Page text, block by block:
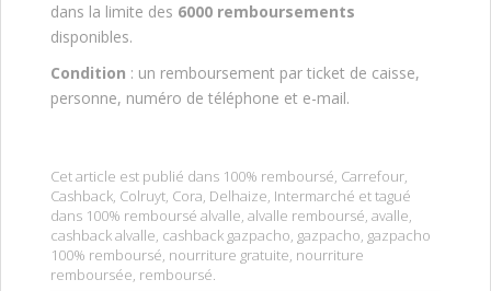
dans la limite des 6000 remboursements
disponibles.
Condition : un remboursement par ticket de caisse,
personne, numéro de téléphone et e-mail.
Cet article est publié dans 100% remboursé, Carrefour,
Cashback, Colruyt, Cora, Delhaize, Intermarché et tagué
dans 100% remboursé alvalle, alvalle remboursé, avalle,
cashback alvalle, cashback gazpacho, gazpacho, gazpacho
100% remboursé, nourriture gratuite, nourriture
remboursée, remboursé.